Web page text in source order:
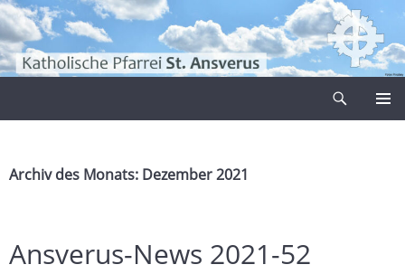
Zum
Inhalt
springen
Archiv des Monats: Dezember 2021
Ansverus-News 2021-52